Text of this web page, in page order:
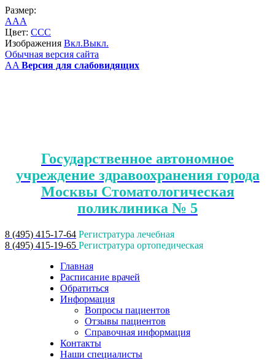
Размер:
AAA
Цвет: CCC
Изображения Вкл.Выкл.
Обычная версия сайта
AA Версия для слабовидящих
Государственное автономное
учреждение здравоохранения города
Москвы Стоматологическая
поликлиника № 5
8 (495) 415-17-64 Регистратура лечебная
8 (495) 415-19-65 Регистратура ортопедическая
Главная
Расписание врачей
Обратиться
Информация
Вопросы пациентов
Отзывы пациентов
Справочная информация
Контакты
Наши специалисты